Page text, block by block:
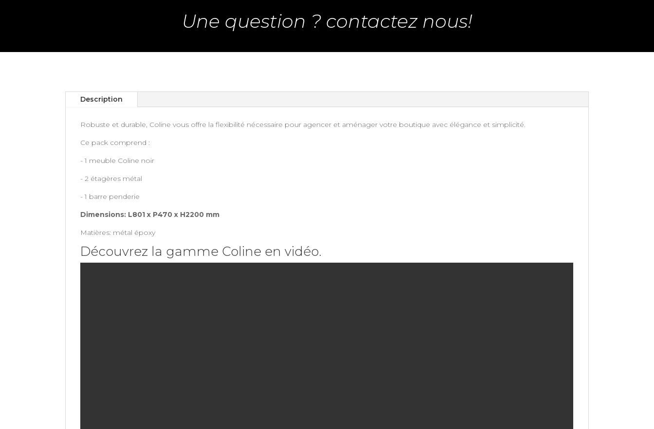
Une question ? contactez nous!
Description
Robuste et durable, Coline vous offre la flexibilité nécessaire pour agencer et aménager votre boutique avec élégance et simplicité.
Ce pack comprend :
- 1 meuble Coline noir
- 2 étagères métal
- 1 barre penderie
Dimensions: L801 x P470 x H2200 mm
Matières: métal époxy
Découvrez la gamme Coline en vidéo.